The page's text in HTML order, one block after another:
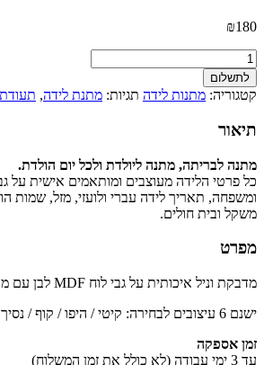
₪180
כמות
של
תעודת
לידה
לוח
לתשלום
קטגוריה: מתנות לידה תגיות: מתנת לידה,
תיאור
מתנה לבריתה, מתנה ליולדת ולכל יום הולדת.
כל פרטי הלידה מעוצבים ומותאמים אישית על
ומשפחה, תאריך לידה עברי ולועזי, מזל, שמות
משקל ובית חולים.
מפרט
מדבקת וניל איכותית על גבי לוח MDF לבן עם מתלה מאחור
ישנם 6 עיצובים לבחירה: קיטי / היפו / קוף / נסיך / נסיכה / חד קרן
זמן אספקה
עד 3 ימי עבודה (לא כולל את זמן המשלוח)